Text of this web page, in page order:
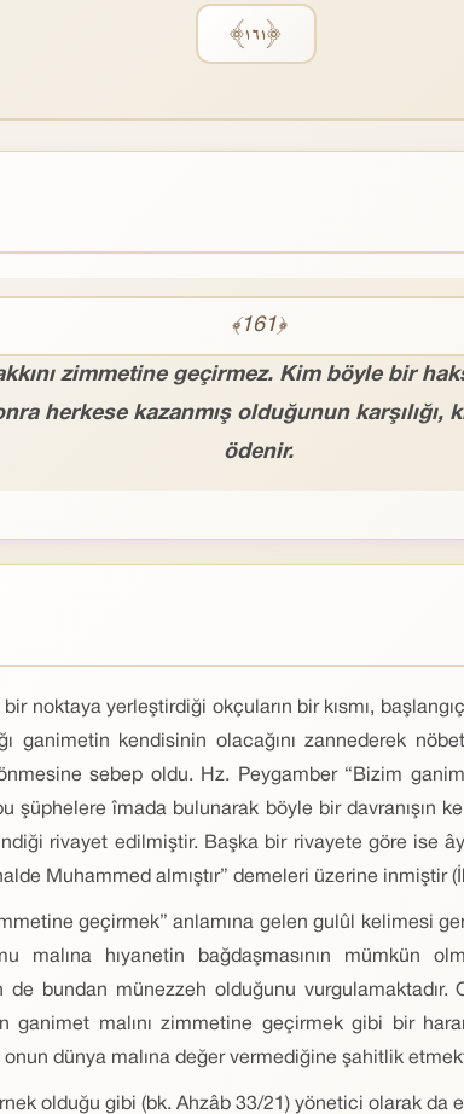
﴿١٦١﴾
﴾161﴿
zimmetine geçirmez. Kim böyle bir
herkese kazanmış olduğunun karşılığı,
ödenir.
noktaya yerleştirdiği okçuların bir kısmı,
ganimetin kendisinin olacağını zannederek
sebep oldu. Hz. Peygamber “Bizim
şüphelere îmada bulunarak böyle bir davranışın
rivayet edilmiştir. Başka bir rivayete göre ise
Muhammed almıştır” demeleri üzerine inmiştir
geçirmek” anlamına gelen gulûl kelimesi
malına hıyanetin bağdaşmasının mümkün
de bundan münezzeh olduğunu
ganimet malını zimmetine geçirmek gibi bir
dünya malına değer vermediğine şahitlik
olduğu gibi (bk. Ahzâb 33/21) yönetici olarak da